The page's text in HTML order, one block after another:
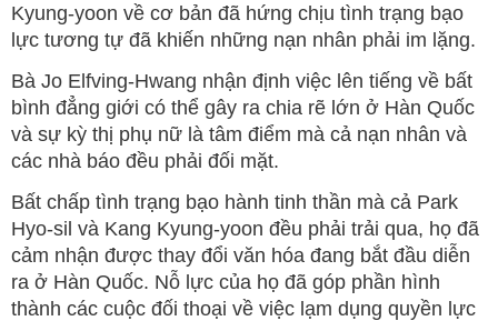
Kyung-yoon về cơ bản đã hứng chịu tình trạng bạo
lực tương tự đã khiến những nạn nhân phải im lặng.
Bà Jo Elfving-Hwang nhận định việc lên tiếng về bất
bình đẳng giới có thể gây ra chia rẽ lớn ở Hàn Quốc
và sự kỳ thị phụ nữ là tâm điểm mà cả nạn nhân và
các nhà báo đều phải đối mặt.
Bất chấp tình trạng bạo hành tinh thần mà cả Park
Hyo-sil và Kang Kyung-yoon đều phải trải qua, họ đã
cảm nhận được thay đổi văn hóa đang bắt đầu diễn
ra ở Hàn Quốc. Nỗ lực của họ đã góp phần hình
thành các cuộc đối thoại về việc lạm dụng quyền lực